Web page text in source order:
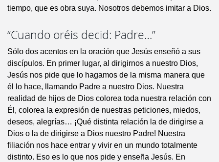
tiempo, que es obra suya. Nosotros debemos imitar a Dios.
“Cuando oréis decid: Padre…”
Sólo dos acentos en la oración que Jesús enseñó a sus
discípulos. En primer lugar, al dirigirnos a nuestro Dios,
Jesús nos pide que lo hagamos de la misma manera que
él lo hace, llamando Padre a nuestro Dios. Nuestra
realidad de hijos de Dios colorea toda nuestra relación con
Él, colorea la expresión de nuestras peticiones, miedos,
deseos, alegrías… ¡Qué distinta relación la de dirigirse a
Dios o la de dirigirse a Dios nuestro Padre! Nuestra
filiación nos hace entrar y vivir en un mundo totalmente
distinto. Eso es lo que nos pide y enseña Jesús. En